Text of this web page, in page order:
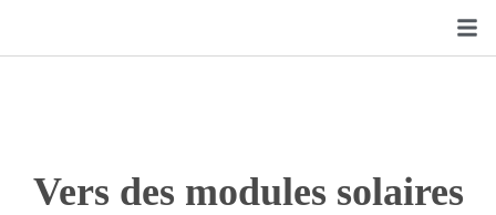
Vers des modules solaires